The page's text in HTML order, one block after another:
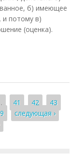
б) имеющее
и потому в)
(оценка).
41 42
43
следующая ›